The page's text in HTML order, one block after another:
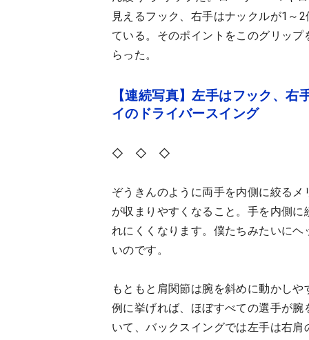
見えるフック、右手はナックルが1～
ている。そのポイントをこのグリッ
らった。
【連続写真】左手はフック、
イのドライバースイング
◇ ◇ ◇
ぞうきんのように両手を内側に絞る
が収まりやすくなること。手を内側
れにくくなります。僕たちみたいに
いのです。
もともと肩関節は腕を斜めに動かし
例に挙げれば、ほぼすべての選手が
いて、バックスイングでは左手は右